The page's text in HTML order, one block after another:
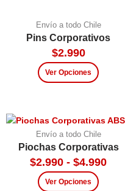
Envío a todo Chile
Pins Corporativos
$2.990
Ver Opciones
Envío a todo Chile
Piochas Corporativas
$2.990 - $4.990
Ver Opciones